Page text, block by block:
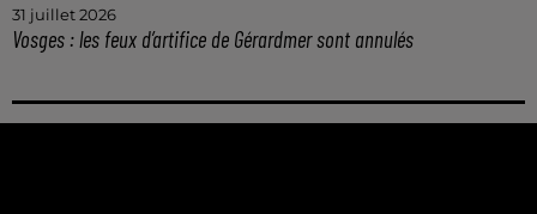
31 juillet 2026
Vosges : les feux d’artifice de Gérardmer sont annulés